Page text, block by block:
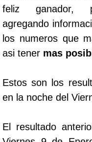
feliz ganador,
agregando
los numeros que
asi tener mas
Estos son los
en la noche del
El resultado